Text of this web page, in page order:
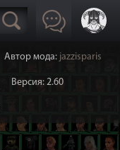
Автор мода: jazzisparis
Версия: 2.60